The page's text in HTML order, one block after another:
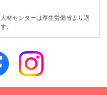
材センターは厚生労働省より適
。